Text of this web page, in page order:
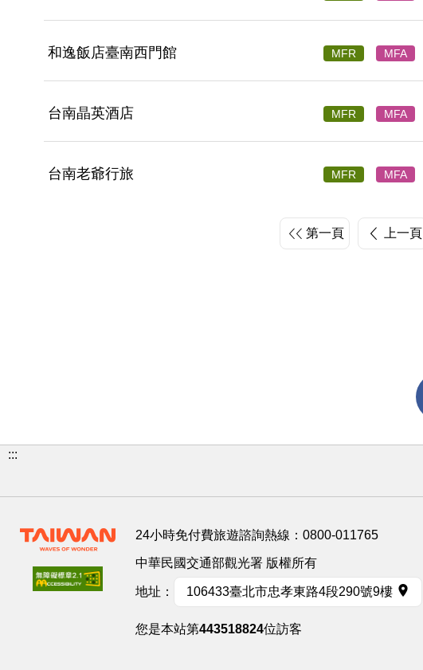
和逸飯店臺南西門館 MFR MFA
台南晶英酒店 MFR MFA
台南老爺行旅 MFR MFA
第一頁 上一頁
:::
24小時免付費旅遊諮詢熱線： 0800-011765
中華民國交通部觀光署 版權所有
地址： 106433臺北市忠孝東路4段290號9樓
您是本站第443518824位訪客